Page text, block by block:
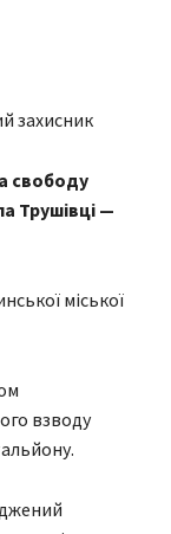
свободу
Трушівці —
міської
взводу